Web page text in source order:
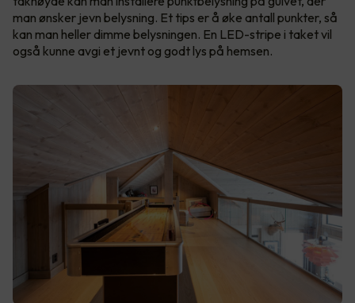
man ønsker jevn belysning. Et tips er å øke antall punkter, så
kan man heller dimme belysningen. En LED-stripe i taket vil
også kunne avgi et jevnt og godt lys på hemsen.